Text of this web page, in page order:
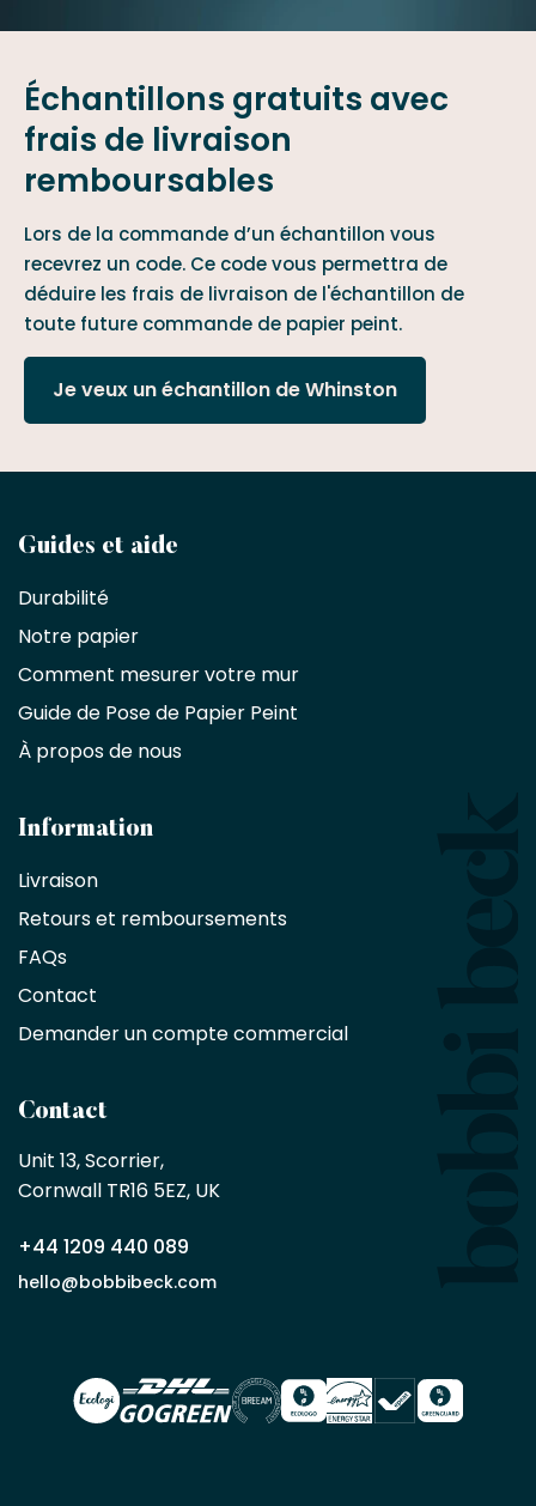
Échantillons gratuits avec
frais de livraison
remboursables
Lors de la commande d’un échantillon vous
recevrez un code. Ce code vous permettra de
déduire les frais de livraison de l'échantillon de
toute future commande de papier peint.
Je veux un échantillon de Whinston
Devenez
partenaire
commercial
Décorateurs
d'intérieur,
designers
architectes
d'une
exclusive
de
%
sur
sans
minimum
en
partenaire
commercial
Demander
un compte
Guides et aide
Durabilité
Notre papier
Comment mesurer votre mur
Guide de Pose de Papier Peint
À propos de nous
Information
Livraison
Retours et remboursements
FAQs
Contact
Demander un compte commercial
Contact
Unit 13, Scorrier,
Cornwall TR16 5EZ, UK
+44 1209 440 089
hello@bobbibeck.com